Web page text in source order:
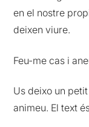
en el nostre
deixen viure.
Feu-me cas i
Us deixo un
animeu. El text